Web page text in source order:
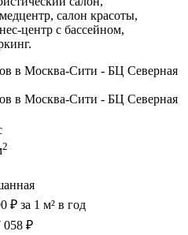
салон красоты,
центр с бассейном,
2
₽ за 1 м² в год
058 ₽